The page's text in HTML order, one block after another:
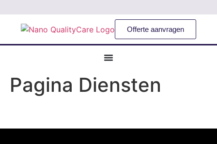
Offerte aanvragen
Pagina Diensten